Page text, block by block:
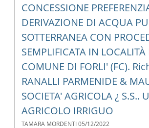
CONCESSIONE
DERIVAZIONE DI ACQUA
SOTTERRANEA CON
SEMPLIFICATA IN
COMUNE DI FORLI' (FC).
RANALLI PARMENIDE &
SOCIETA' AGRICOLA ¿ S.S..
AGRICOLO IRRIGUO
TAMARA MORDENTI 05/12/2022